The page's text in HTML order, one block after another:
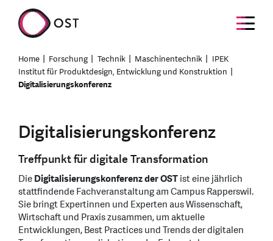
Home Forschung Technik Maschinentechnik
IPEK
Institut für Produktdesign, Entwicklung und Konstruktion
Digitalisierungskonferenz
Digitalisierungskonferenz
Treffpunkt für digitale Transformation
DieDigitalisierungskonferenz der OSTist eine jährlich
stattfindende Fachveranstaltung am Campus Rapperswil.
Sie bringt Expertinnen und Experten aus Wissenschaft,
Wirtschaft und Praxis zusammen, um aktuelle
Entwicklungen, Best Practices und Trends der digitalen